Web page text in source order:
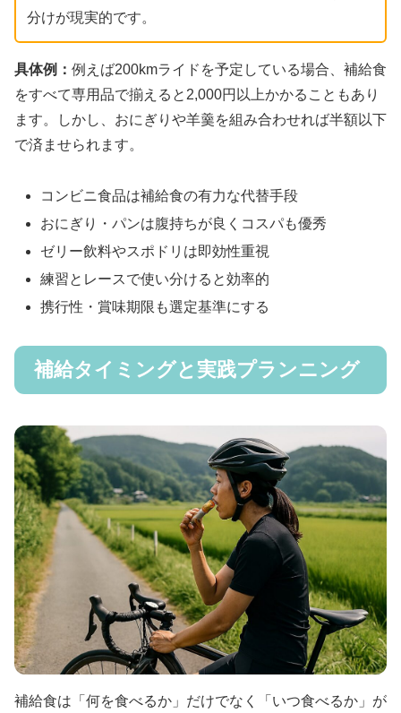
分けが現実的です。
具体例： 例えば200kmライドを予定している場合、補給食
をすべて専用品で揃えると2,000円以上かかることもあり
ます。しかし、おにぎりや羊羹を組み合わせれば半額以下
で済ませられます。
コンビニ食品は補給食の有力な代替手段
おにぎり・パンは腹持ちが良くコスパも優秀
ゼリー飲料やスポドリは即効性重視
練習とレースで使い分けると効率的
携行性・賞味期限も選定基準にする
補給タイミングと実践プランニング
補給食は「何を食べるか」だけでなく「いつ食べるか」が